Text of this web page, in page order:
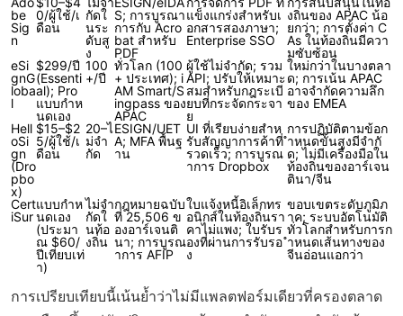
be
Sig
n
0/ผู้ใช้/เ
ดือน
กัดใ
นระ
ดับสู
ง
S; การบูรณา
การกับ Acro
bat สำหรับ
PDF
แข็งแกร่งสำหรับเ
อกสารสองภาษา;
Enterprise SSO
งถิ่นของ APAC น้อ
ยกว่า; การตั้งค่า C
As ในท้องถิ่นมีควา
มซับซ้อน
eSi
gnG
loba
l
$299/ปี
(Essenti
al); Pro
แบบกำห
นดเอง
100
+/ปี
ทั่วโลก (100
+ ประเทศ); i
AM Smart/S
ingpass ของ
APAC
ผู้ใช้ไม่จำกัด; รวม
API; ปรับให้เหมาะ
สมสำหรับกฎระเบี
ยบที่กระจัดกระจา
ย
ใหม่กว่าในบางตลา
ด; การเน้น APAC
อาจจำกัดความลึก
ของ EMEA
Hell
oSi
gn
(Dro
pbo
x)
$15–$2
5/ผู้ใช้/เ
ดือน
20–ไ
ม่จำ
กัด
ESIGN/UET
A; MFA พื้นฐ
าน
UI ที่เรียบง่ายสำห
รับสัญญาการค้าที่
รวดเร็ว; การบูรณ
าการ Dropbox
การปฏิบัติตามข้อก
ำหนดขั้นสูงมีจำกั
ด; ไม่มีเครื่องมือใน
ท้องถิ่นของอาร์เจน
ตินา/จีน
Cert
iSur
แบบกำห
นดเอง
(ประมา
ณ $60/
ปีเทียบเท่
า)
ไม่จำ
กัดใ
นท้อ
งถิ่น
กฎหมายฉบับ
ที่ 25,506 ข
องอาร์เจนติ
นา; การบูรณ
าการ AFIP
ใบแจ้งหนี้อิเล็กทร
อนิกส์ในท้องถิ่นรา
คาไม่แพง; ใบรับร
องที่ผ่านการรับรอ
ง
ขอบเขตระดับภูมิภ
าค; ระบบอัตโนมัติ
ทั่วโลกสำหรับการก
ำหนดเส้นทางของ
จีนอ่อนแอกว่า
การเปรียบเทียบนี้เน้นย้ำว่าไม่มีแพลตฟอร์มเดียวที่ครองตลาด